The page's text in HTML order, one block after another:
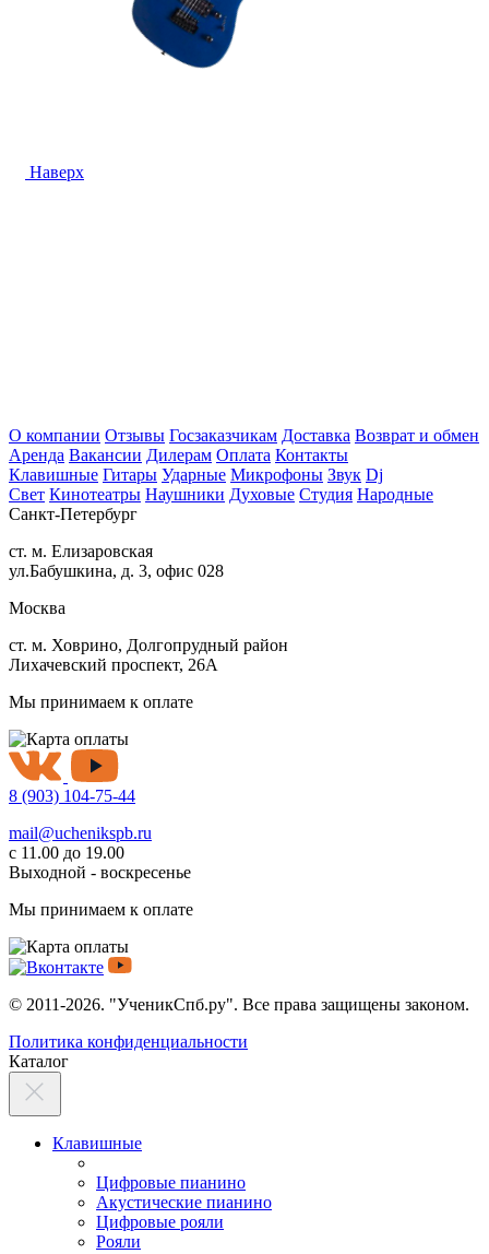
Наверх
О компании Отзывы Госзаказчикам Доставка Возврат и обмен
Аренда Вакансии Дилерам Оплата Контакты
Клавишные Гитары Ударные Микрофоны Звук Dj
Свет Кинотеатры Наушники Духовые Студия Народные
Санкт-Петербург
ст. м. Елизаровская
ул.Бабушкина, д. 3, офис 028
Москва
ст. м. Ховрино, Долгопрудный район
Лихачевский проспект, 26А
Мы принимаем к оплате
8 (903) 104-75-44
mail@uchenikspb.ru
с 11.00 до 19.00
Выходной - воскресенье
Мы принимаем к оплате
© 2011-2026. "УченикСпб.ру". Все права защищены законом.
Политика конфиденциальности
Каталог
Клавишные
Цифровые пианино
Акустические пианино
Цифровые рояли
Рояли